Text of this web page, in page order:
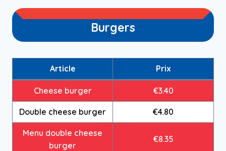
Burgers
Article Prix
Cheese burger €3.40
Double cheese burger €4.80
Menu double cheese
burger
€8.35